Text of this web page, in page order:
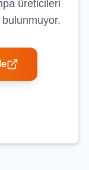
üreticileri